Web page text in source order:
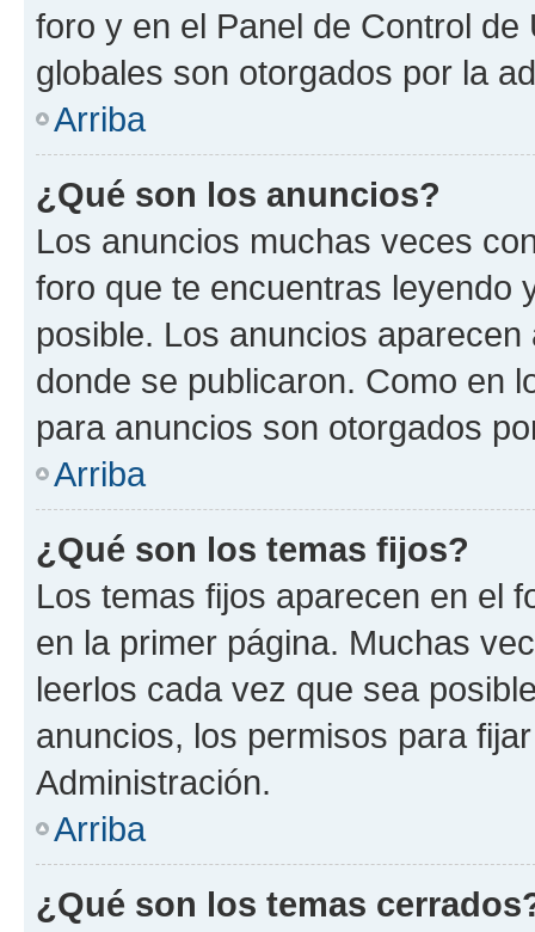
foro y en el Panel de Control
globales son otorgados por la
Arriba
¿Qué son los anuncios?
Los anuncios muchas veces
foro que te encuentras leyendo
posible. Los anuncios
donde se publicaron. Como en
para anuncios son otorgados
Arriba
¿Qué son los temas fijos?
Los temas fijos aparecen en el
en la primer página. Muchas
leerlos cada vez que sea
anuncios, los permisos para
Administración.
Arriba
¿Qué son los temas